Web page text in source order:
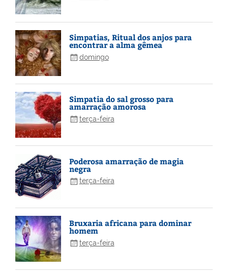
Simpatias, Ritual dos anjos para
encontrar a alma gêmea
domingo
Simpatia do sal grosso para
amarração amorosa
terça-feira
Poderosa amarração de magia
negra
terça-feira
Bruxaria africana para dominar
homem
terça-feira